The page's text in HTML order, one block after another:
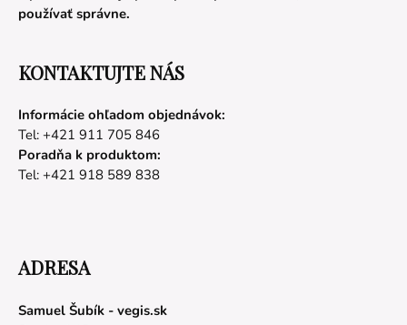
používať správne.
KONTAKTUJTE NÁS
Informácie ohľadom objednávok:
Tel: +421 911 705 846
Poradňa k produktom:
Tel: +421 918 589 838
ADRESA
Samuel Šubík - vegis.sk